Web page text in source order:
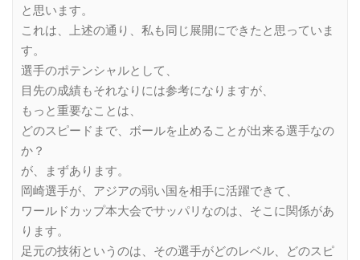
と思います。
これは、上述の通り、私も同じ展開にできたと思っていま
す。
選手のポテンシャルとして、
目先の成績もそれなりには参考になりますが、
もっと重要なことは、
どのスピードまで、ボールを止めることが出来る選手なの
か？
が、まずあります。
岡崎選手が、アジアの弱い国を相手に活躍できて、
ワールドカップ本大会でサッパリなのは、そこに関係があ
ります。
足元の技術というのは、その選手がどのレベル、どのスピ